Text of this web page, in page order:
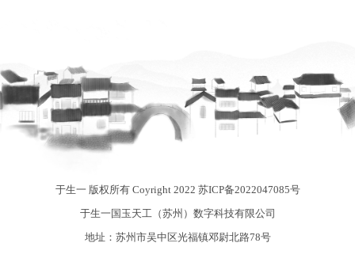
于生一 版权所有 Coyright 2022 苏ICP备2022047085号
于生一国玉天工（苏州）数字科技有限公司
地址：苏州市吴中区光福镇邓尉北路78号